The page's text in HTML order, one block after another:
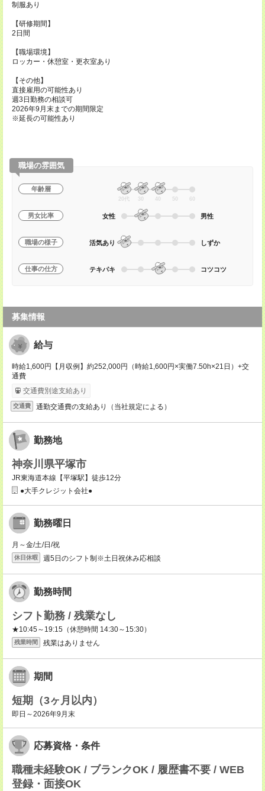
制服あり
【研修期間】
2日間
【職場環境】
ロッカー・休憩室・更衣室あり
【その他】
直接雇用の可能性あり
週3日勤務の相談可
2026年9月末までの期間限定
※延長の可能性あり
職場の雰囲気
年齢層
20代 30 40 50 60
男女比率 女性 男性
職場の様子 活気あり しずか
仕事の仕方 テキパキ コツコツ
募集情報
給与
時給1,600円【月収例】約252,000円（時給1,600円×実働7.50h×21日）+交
通費
交通費別途支給あり
交通費 通勤交通費の支給あり（当社規定による）
勤務地
神奈川県平塚市
JR東海道本線【平塚駅】徒歩12分
●大手クレジット会社●
勤務曜日
月～金/土/日/祝
休日休暇 週5日のシフト制※土日祝休み応相談
勤務時間
シフト勤務 / 残業なし
★10:45～19:15（休憩時間 14:30～15:30）
残業時間 残業はありません
期間
短期（3ヶ月以内）
即日～2026年9月末
応募資格・条件
職種未経験OK / ブランクOK / 履歴書不要 / WEB
登録・面接OK